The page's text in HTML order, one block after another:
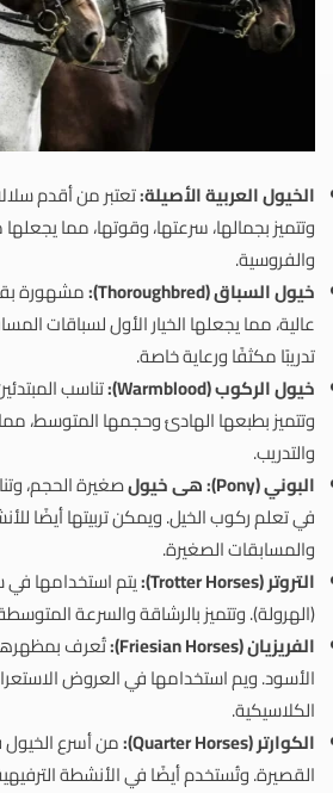
الخيول العربية الأصيلة:تعتبر من أقدم
وتتميز بجمالها، سرعتها، وقوتها، مما
والفروسية.
خيول السباق (Thoroughbred):
مشهورة
عالية، مما يجعلها الخيار الأول لسباقات
تدريبًا مكثفًا ورعاية خاصة.
خيول الركوب (Warmblood):
تناسب
وتتميز بطبعها الهادئ وحجمها المتوسط،
والتدريب.
البوني (Pony): هى خيول
صغيرة الحجم،
في تعلم ركوب الخيل. ويمكن تربيتها أيضًا
والمسابقات الصغيرة.
التروتر (Trotter Horses):
يتم استخدامها في
(الهرولة). وتتميز بالرشاقة والسرعة
الفريزيان (Friesian Horses):
تُعرف
الأسود. ويم استخدامها في العروض
الكلاسيكية.
الكوارتر (Quarter Horses):
من أسرع
القصيرة. وتُستخدم أيضًا في الأنشطة